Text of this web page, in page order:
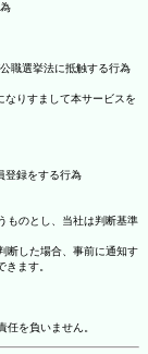
職選挙法に抵触する行為
なりすまして本サービスを
登録をする行為
ものとし、当社は判断基準
断した場合、事前に通知す
ます。
を負いません。